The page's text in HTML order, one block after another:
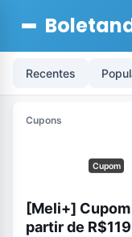
Recentes
Cupons
Cupom
[Meli+]
partir de